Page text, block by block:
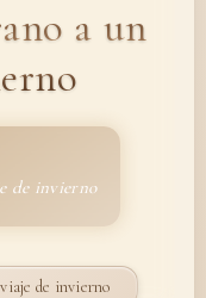
a un
de invierno
de invierno